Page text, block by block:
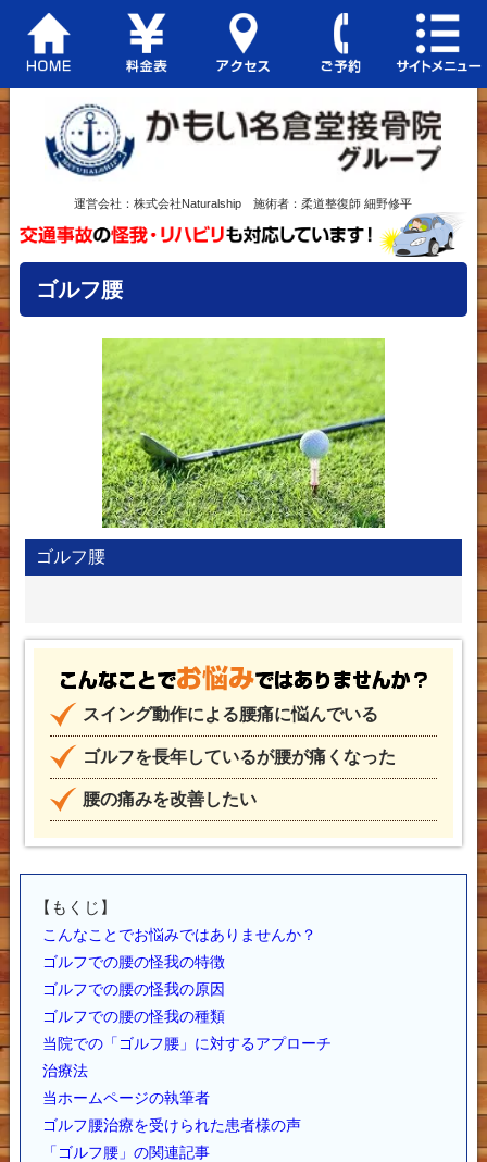
運営会社：株式会社Naturalship 施術者：柔道整復師 細野修平
ゴルフ腰
ゴルフ腰
こ
スイング動作による腰痛に悩んでいる
ゴルフを長年しているが腰が痛くなった
腰の痛みを改善したい
【もくじ】
こんなことでお悩みではありませんか？
ゴルフでの腰の怪我の特徴
ゴルフでの腰の怪我の原因
ゴルフでの腰の怪我の種類
当院での「ゴルフ腰」に対するアプローチ
治療法
当ホームページの執筆者
ゴルフ腰治療を受けられた患者様の声
「ゴルフ腰」の関連記事